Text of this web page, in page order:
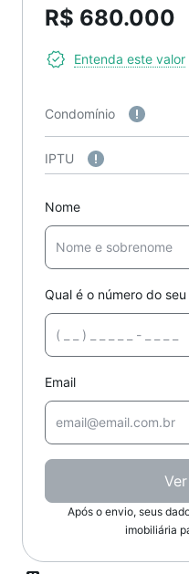
R$ 680.000
Entenda este valor
Condomínio
IPTU
Nome
Qual é o número do
Email
Após o envio, seus
imobiliária